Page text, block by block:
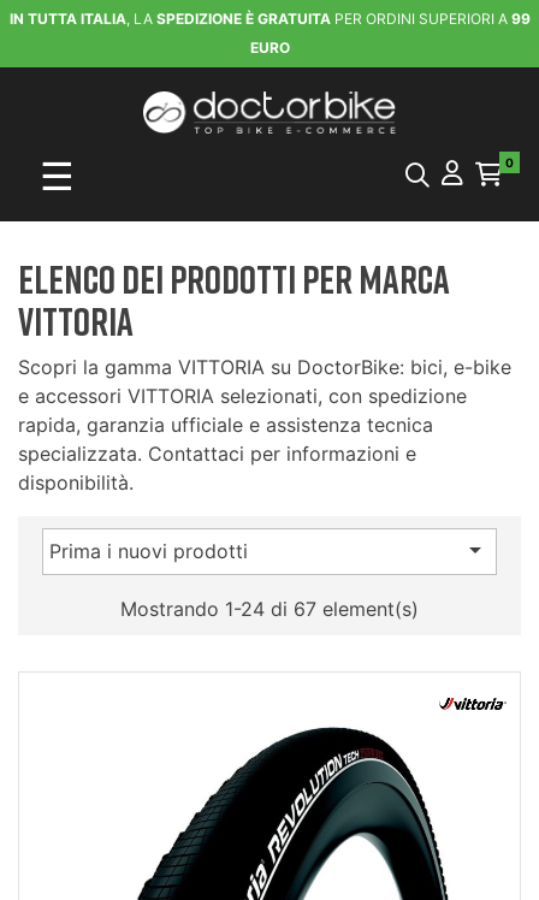
IN TUTTA ITALIA, LA SPEDIZIONE È GRATUITAPER ORDINI SUPERIORI A 99
EURO
navigazione Toggle
☰ 0
Elenco dei prodotti per marca
VITTORIA
Scopri la gamma VITTORIA su DoctorBike: bici, e-bike
e accessori VITTORIA selezionati, con spedizione
rapida, garanzia ufficiale e assistenza tecnica
specializzata. Contattaci per informazioni e
disponibilità.
Prima i nuovi prodotti 
Mostrando 1-24 di 67 element(s)